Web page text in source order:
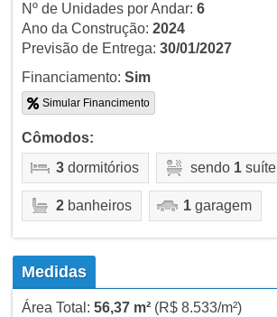
Nº de Unidades por Andar: 6
Ano da Construção: 2024
Previsão de Entrega: 30/01/2027
Financiamento: Sim
Simular Financimento
Cômodos:
3dormitórios sendo 1suíte
2banheiros 1garagem
Medidas
Área Total: 56,37 m²(R$ 8.533/m²)